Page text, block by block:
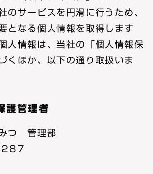
のサービスを円滑に行うため、
となる個人情報を取得します
人情報は、当社の「個人情報保
くほか、以下の通り取扱いま
護管理者
つ 管理部